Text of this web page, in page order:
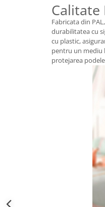
Fabricata din
durabilitatea cu
cu plastic,
pentru un mediu
protejarea